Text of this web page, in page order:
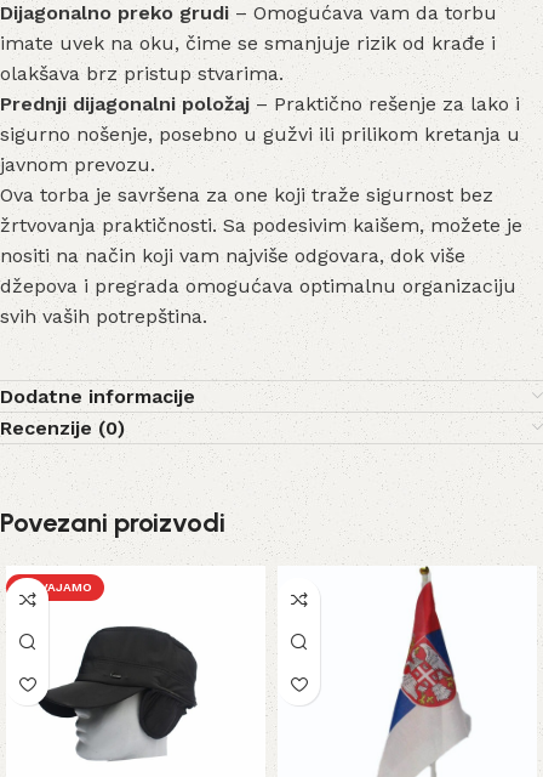
Dijagonalno preko grudi – Omogućava vam da torbu
imate uvek na oku, čime se smanjuje rizik od krađe i
olakšava brz pristup stvarima.
Prednji dijagonalni položaj – Praktično rešenje za lako i
sigurno nošenje, posebno u gužvi ili prilikom kretanja u
javnom prevozu.
Ova torba je savršena za one koji traže sigurnost bez
žrtvovanja praktičnosti. Sa podesivim kaišem, možete je
nositi na način koji vam najviše odgovara, dok više
džepova i pregrada omogućava optimalnu organizaciju
svih vaših potrepština.
Dodatne informacije
Recenzije (0)
Povezani proizvodi
IZDVAJAMO